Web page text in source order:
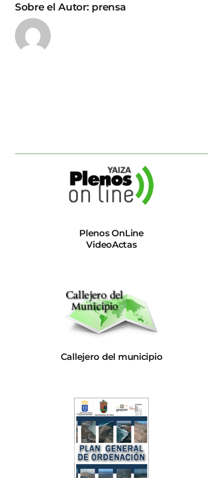
Sobre el Autor: prensa
Plenos OnLine
VideoActas
Callejero del municipio